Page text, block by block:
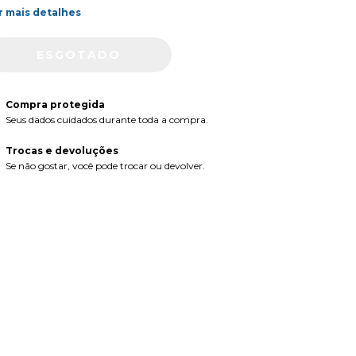
mais detalhes
Compra protegida
Seus dados cuidados durante toda a compra.
Trocas e devoluções
Se não gostar, você pode trocar ou devolver.